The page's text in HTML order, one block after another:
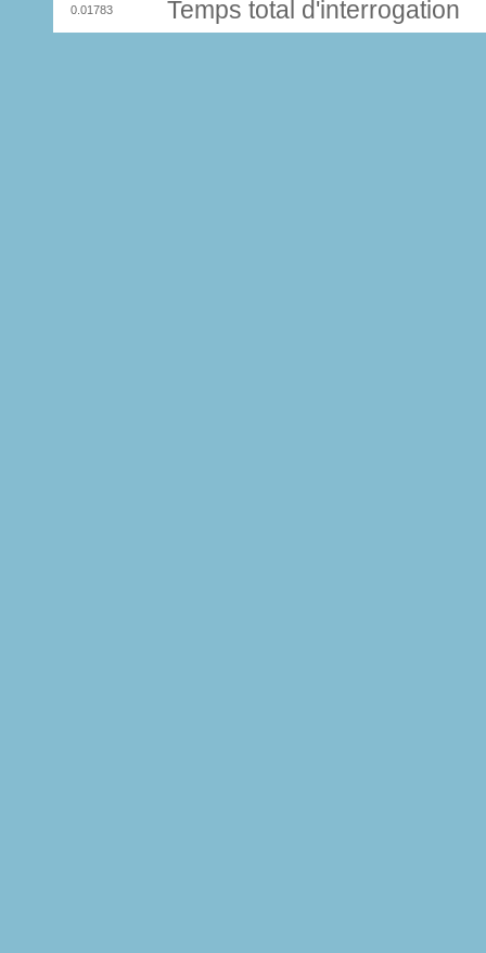
0.01783 Temps total d'interrogation